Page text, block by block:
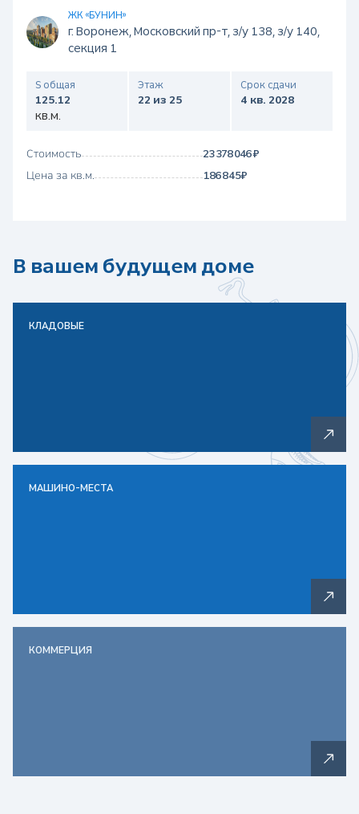
ЖК «БУНИН»
г. Воронеж, Московский пр-т, з/у 138, з/у 140,
секция 1
S общая
125.12
кв.м.
Этаж
22 из 25
Срок сдачи
4 кв. 2028
Стоимость
23 378 046 ₽
Цена за кв.м.
186 845 ₽
В вашем будущем доме
КЛАДОВЫЕ
МАШИНО-МЕСТА
КОММЕРЦИЯ